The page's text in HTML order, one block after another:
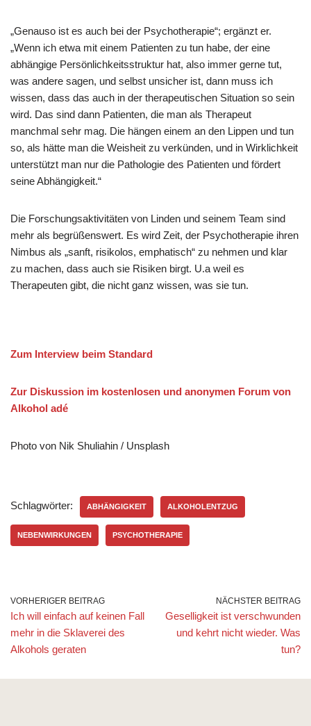
„Genauso ist es auch bei der Psychotherapie“; ergänzt er.
„Wenn ich etwa mit einem Patienten zu tun habe, der eine
abhängige Persönlichkeitsstruktur hat, also immer gerne tut,
was andere sagen, und selbst unsicher ist, dann muss ich
wissen, dass das auch in der therapeutischen Situation so sein
wird. Das sind dann Patienten, die man als Therapeut
manchmal sehr mag. Die hängen einem an den Lippen und tun
so, als hätte man die Weisheit zu verkünden, und in Wirklichkeit
unterstützt man nur die Pathologie des Patienten und fördert
seine Abhängigkeit.“
Die Forschungsaktivitäten von Linden und seinem Team sind
mehr als begrüßenswert. Es wird Zeit, der Psychotherapie ihren
Nimbus als „sanft, risikolos, emphatisch“ zu nehmen und klar
zu machen, dass auch sie Risiken birgt. U.a weil es
Therapeuten gibt, die nicht ganz wissen, was sie tun.
Zum Interview beim Standard
Zur Diskussion im kostenlosen und anonymen Forum von
Alkohol adé
Photo von Nik Shuliahin / Unsplash
Schlagwörter: ABHÄNGIGKEIT ALKOHOLENTZUG
NEBENWIRKUNGEN PSYCHOTHERAPIE
VORHERIGER BEITRAG
Ich will einfach auf keinen Fall
mehr in die Sklaverei des
Alkohols geraten
NÄCHSTER BEITRAG
Geselligkeit ist verschwunden
und kehrt nicht wieder. Was
tun?